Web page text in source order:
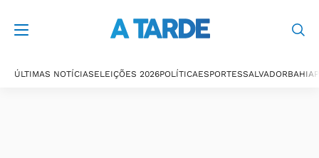
ÚLTIMAS NOTÍCIASELEIÇÕES 2026POLÍTICAESPORTESSALVADORBAHIA